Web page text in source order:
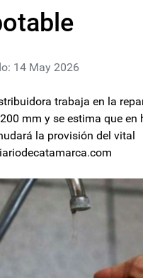
14 May 2026
trabaja en la
mm y se estima que en
la provisión del vital